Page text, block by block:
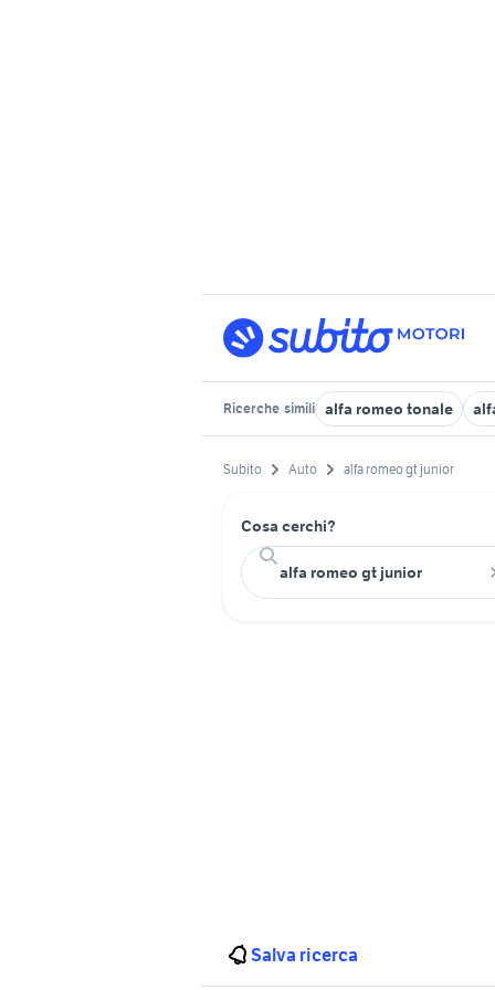
Ricerche simili alfa romeo tonale
Subito Auto alfa romeo gt junior
Cosa cerchi?
Salva ricerca